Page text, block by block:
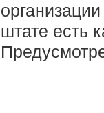
штате есть